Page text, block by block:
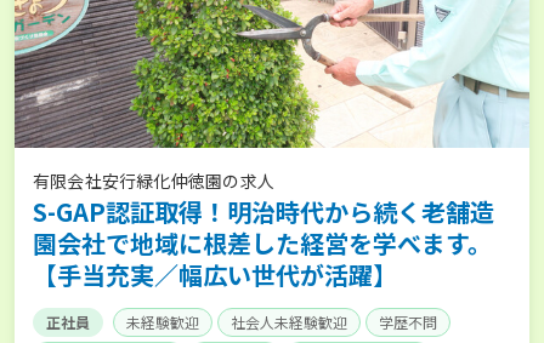
有限会社安行緑化仲徳園の求人
S-GAP認証取得！明治時代から続く老舗造
園会社で地域に根差した経営を学べます。
【手当充実／幅広い世代が活躍】
正社員 未経験歓迎 社会人未経験歓迎
学歴不問